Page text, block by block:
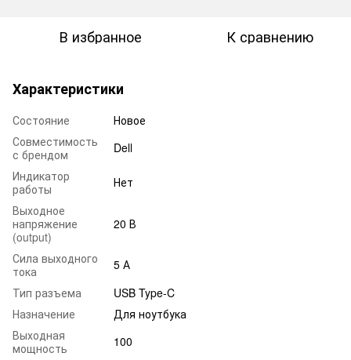
В избранное К сравнению
Характеристики
Состояние
Новое
Совместимость
с брендом
Dell
Индикатор
работы
Нет
Выходное
напряжение
(output)
20 В
Сила выходного
тока
5 А
Тип разъема
USB Type-C
Назначение
Для ноутбука
Выходная
мощность
100